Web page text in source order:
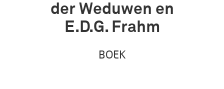
der Weduwen en
E.D.G. Frahm
BOEK